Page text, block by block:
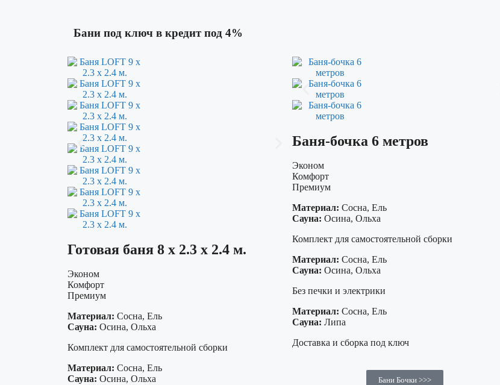
Бани под ключ в кредит под 4%
Готовая баня 8 х 2.3 х 2.4 м.
Эконом
Комфорт
Премиум
Материал: Сосна, Ель
Сауна: Осина, Ольха
Комплект для самостоятельной сборки
Материал: Сосна, Ель
Сауна: Осина, Ольха
Баня-бочка 6 метров
Эконом
Комфорт
Премиум
Материал: Сосна, Ель
Сауна: Осина, Ольха
Комплект для самостоятельной сборки
Материал: Сосна, Ель
Сауна: Осина, Ольха
Без печки и электрики
Материал: Сосна, Ель
Сауна: Липа
Доставка и сборка под ключ
Бани Бочки >>>